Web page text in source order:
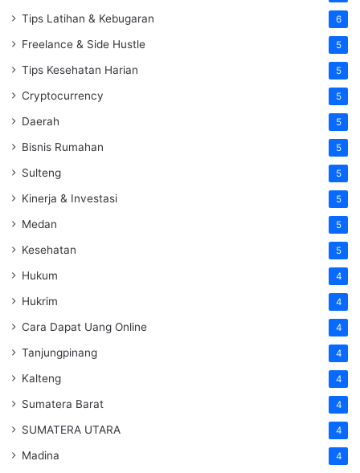
Tips Latihan & Kebugaran 6
Freelance & Side Hustle 5
Tips Kesehatan Harian 5
Cryptocurrency 5
Daerah 5
Bisnis Rumahan 5
Sulteng 5
Kinerja & Investasi 5
Medan 5
Kesehatan 5
Hukum 4
Hukrim 4
Cara Dapat Uang Online 4
Tanjungpinang 4
Kalteng 4
Sumatera Barat 4
SUMATERA UTARA 4
Madina 4